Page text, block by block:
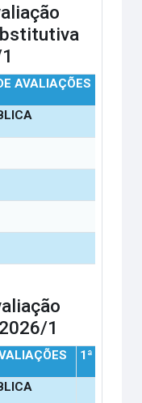
AVALIAÇÕES
1
1ª ETAPA